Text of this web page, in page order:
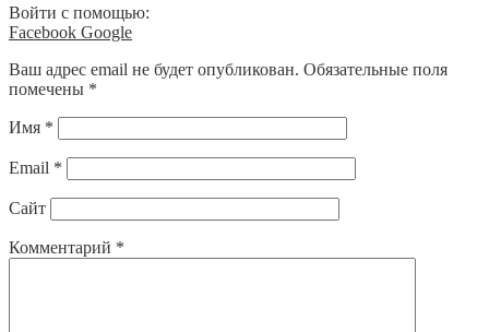
Войти с помощью:
Facebook Google
Ваш адрес email не будет опубликован. Обязательные поля
помечены *
Имя *
Email *
Сайт
Комментарий *